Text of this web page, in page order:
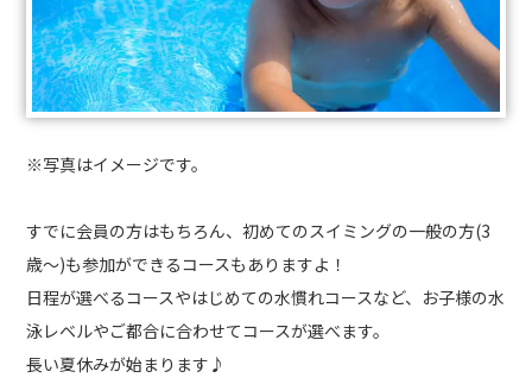
※写真はイメージです。
すでに会員の方はもちろん、初めてのスイミングの一般の方(3
歳～)も参加ができるコースもありますよ！
日程が選べるコースやはじめての水慣れコースなど、お子様の水
泳レベルやご都合に合わせてコースが選べます。
長い夏休みが始まります♪